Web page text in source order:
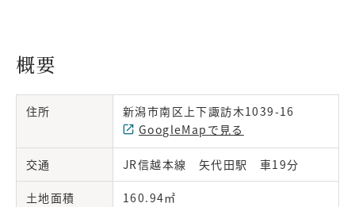
概要
住所
新潟市南区上下諏訪木1039-16
GoogleMapで見る
交通 JR信越本線 矢代田駅 車19分
土地面積 160.94㎡